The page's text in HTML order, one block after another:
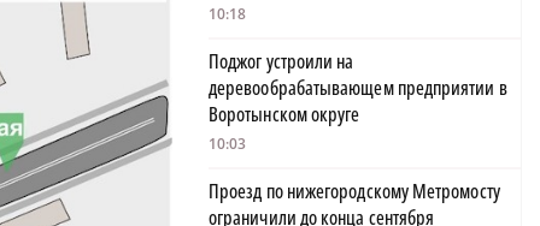
10:18
Поджог устроили на
деревообрабатывающем предприятии в
Воротынском округе
10:03
Проезд по нижегородскому Метромосту
ограничили до конца сентября